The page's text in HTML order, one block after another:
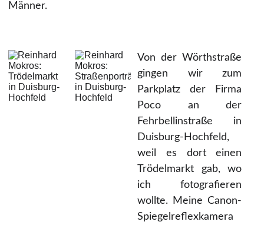
Männer.
Von der Wörthstraße
gingen wir zum
Parkplatz der Firma
Poco an der
Fehrbellinstraße in
Duisburg-Hochfeld,
weil es dort einen
Trödelmarkt gab, wo
ich fotografieren
wollte. Meine Canon-
Spiegelreflexkamera